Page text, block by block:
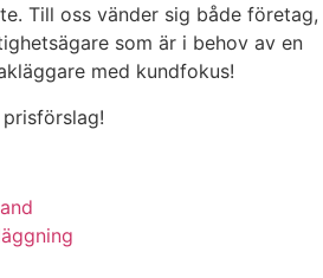
Till oss vänder sig både företag,
som är i behov av en
med kundfokus!